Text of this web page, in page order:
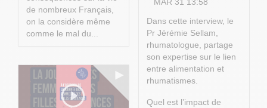
de nombreux Français,
on la considère même
comme le mal du...
Dans cette interview, le
Pr Jérémie Sellam,
rhumatologue, partage
son expertise sur le lien
entre alimentation et
rhumatismes.
Quel est l’impact de